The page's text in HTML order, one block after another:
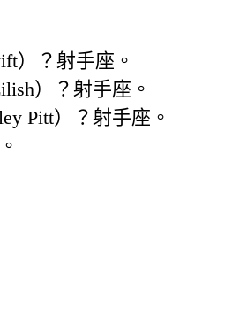
）？射手座。
）？射手座。
Pitt）？射手座。